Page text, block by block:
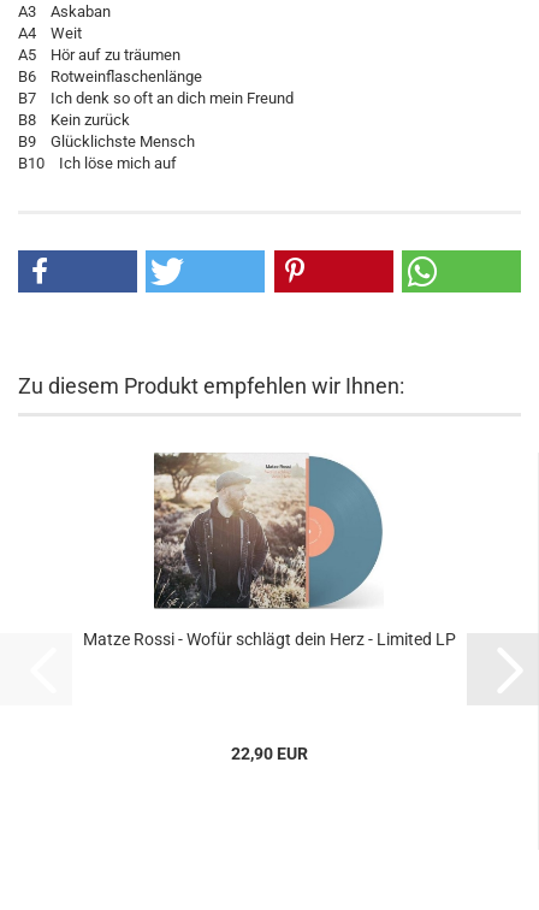
A3 Askaban
A4 Weit
A5 Hör auf zu träumen
B6 Rotweinflaschenlänge
B7 Ich denk so oft an dich mein Freund
B8 Kein zurück
B9 Glücklichste Mensch
B10 Ich löse mich auf
Zu diesem Produkt empfehlen wir Ihnen:
Matze Rossi - Wofür schlägt dein Herz - Limited LP
22,90 EUR